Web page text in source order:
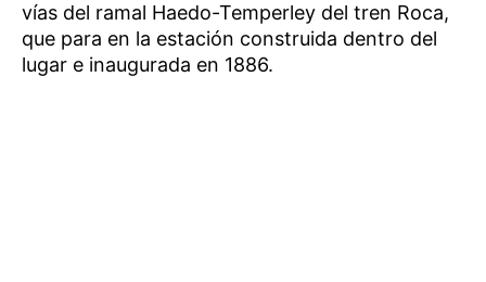
vías del ramal Haedo-Temperley del tren Roca,
que para en la estación construida dentro del
lugar e inaugurada en 1886.